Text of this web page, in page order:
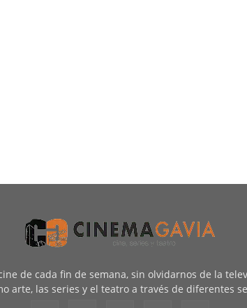
de cada fin de semana, sin olvidarnos de la
arte, las series y el teatro a través de diferentes